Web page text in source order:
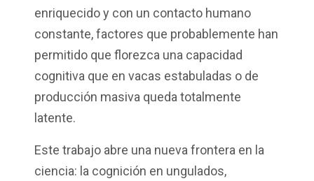
enriquecidoy con un contacto humano
constante,factores que probablemente han
permitido que florezca una capacidad
cognitiva que en vacas estabuladas o de
producción masiva queda totalmente
latente.
Este trabajo abre una nueva frontera en la
ciencia: la cognición en ungulados,